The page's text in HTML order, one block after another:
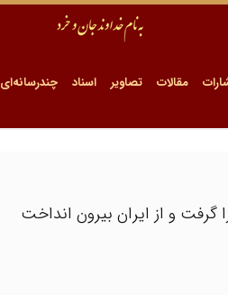
مقالات تصاویر اسناد چندرسانه‌ای
و از ایران بیرون انداخت